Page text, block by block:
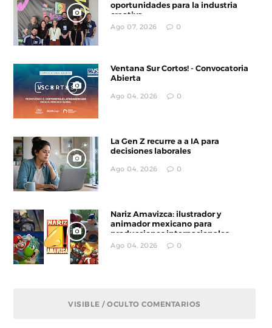
oportunidades para la industria
creativa
Ago 07, 2026 0
Ventana Sur Cortos! - Convocatoria
Abierta
Ago 04, 2026 0
La Gen Z recurre a a IA para
decisiones laborales
Ago 04, 2026 0
Nariz Amavizca: ilustrador y
animador mexicano para
producciones internacionales
Ago 04, 2026 0
VISIBLE / OCULTO COMENTARIOS